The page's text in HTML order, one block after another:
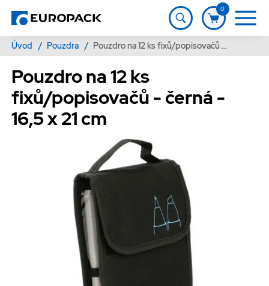
0
Úvod / Pouzdra / Pouzdro na 12 ks fixů/popisovačů - černá - 16,5 x 21 cm
Pouzdro na 12 ks
fixů/popisovačů - černá -
16,5 x 21 cm